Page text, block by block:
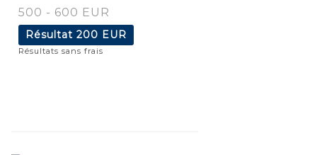
500 - 600 EUR
Résultat 200 EUR
Résultats sans frais